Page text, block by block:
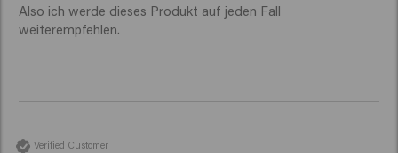
Also ich werde dieses Produkt auf jeden Fall
weiterempfehlen.
Verified Customer